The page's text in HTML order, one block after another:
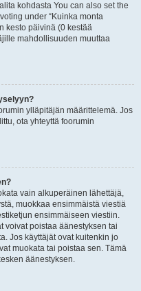
kohdasta You can also set the
under “Kuinka monta
kesto päivinä (0 kestää
mahdollisuuden muuttaa
ylläpitäjän määrittelemä. Jos
ota yhteyttä foorumin
vain alkuperäinen lähettäjä,
muokkaa ensimmäistä viestiä
ensimmäiseen viestiin.
voivat poistaa äänestyksen tai
Jos käyttäjät ovat kuitenkin jo
muokata tai poistaa sen. Tämä
äänestyksen.